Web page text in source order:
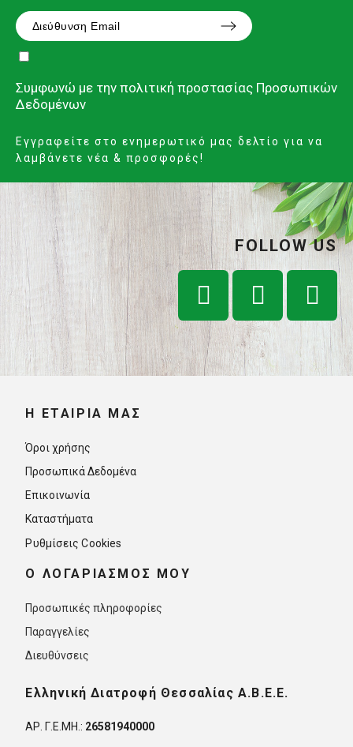
Συμφωνώ με την πολιτική προστασίας Προσωπικών
Δεδομένων
Εγγραφείτε στο ενημερωτικό μας δελτίο για να
λαμβάνετε νέα & προσφορές!
FOLLOW US
Η ΕΤΑΙΡΊΑ ΜΑΣ
Όροι χρήσης
Προσωπικά Δεδομένα
Επικοινωνία
Καταστήματα
Ρυθμίσεις Cookies
O ΛΟΓΑΡΙΑΣΜΟΣ ΜΟΥ
Προσωπικές πληροφορίες
Παραγγελίες
Διευθύνσεις
Ελληνική Διατροφή Θεσσαλίας Α.Β.Ε.Ε.
ΑΡ. Γ.Ε.ΜΗ.: 26581940000